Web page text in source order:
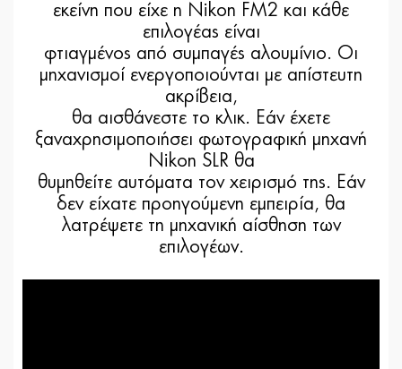
εκείνη που είχε η Nikon FM2 και κάθε
επιλογέας είναι
φτιαγμένος από συμπαγές αλουμίνιο. Οι
μηχανισμοί ενεργοποιούνται με απίστευτη
ακρίβεια,
θα αισθάνεστε το κλικ. Εάν έχετε
ξαναχρησιμοποιήσει φωτογραφική μηχανή
Nikon SLR θα
θυμηθείτε αυτόματα τον χειρισμό της. Εάν
δεν είχατε προηγούμενη εμπειρία, θα
λατρέψετε τη μηχανική αίσθηση των
επιλογέων.